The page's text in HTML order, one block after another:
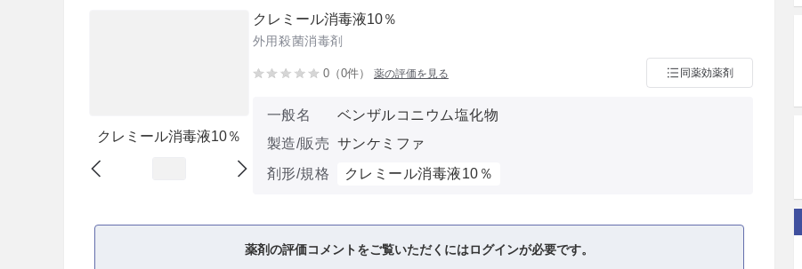
クレミール消毒液10％
クレミール消毒液10％
外用殺菌消毒剤
0（0件） 薬の評価を見る 同薬効薬剤
一般名
ベンザルコニウム塩化物
製造/販売 サンケミファ
剤形/規格
クレミール消毒液10％
薬剤の評価コメントをご覧いただくにはログインが必要です。